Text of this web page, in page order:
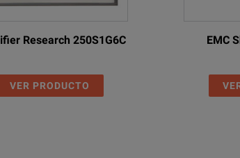
Research 250S1G6C
VER PRODUCTO
EMC